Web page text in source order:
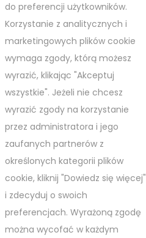
do preferencji użytkowników.
Korzystanie z analitycznych i
marketingowych plików cookie
wymaga zgody, którą możesz
wyrazić, klikając "Akceptuj
wszystkie". Jeżeli nie chcesz
wyrazić zgody na korzystanie
przez administratora i jego
zaufanych partnerów z
określonych kategorii plików
cookie, kliknij "Dowiedz się więcej"
i zdecyduj o swoich
preferencjach. Wyrażoną zgodę
można wycofać w każdym